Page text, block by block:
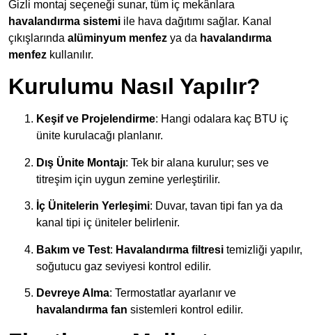
Gizli montaj seçeneği sunar, tüm iç mekânlara
havalandırma sistemi ile hava dağıtımı sağlar. Kanal
çıkışlarında alüminyum menfez ya da havalandırma
menfez kullanılır.
Kurulumu Nasıl Yapılır?
Keşif ve Projelendirme: Hangi odalara kaç BTU iç
ünite kurulacağı planlanır.
Dış Ünite Montajı: Tek bir alana kurulur; ses ve
titreşim için uygun zemine yerleştirilir.
İç Ünitelerin Yerleşimi: Duvar, tavan tipi fan ya da
kanal tipi iç üniteler belirlenir.
Bakım ve Test: Havalandırma filtresi temizliği yapılır,
soğutucu gaz seviyesi kontrol edilir.
Devreye Alma: Termostatlar ayarlanır ve
havalandırma fan sistemleri kontrol edilir.